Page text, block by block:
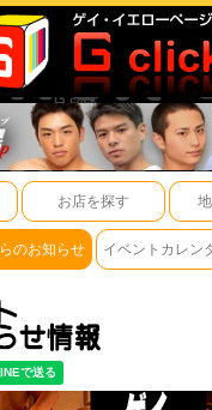
お店を探す
のお知らせ イベントカレン